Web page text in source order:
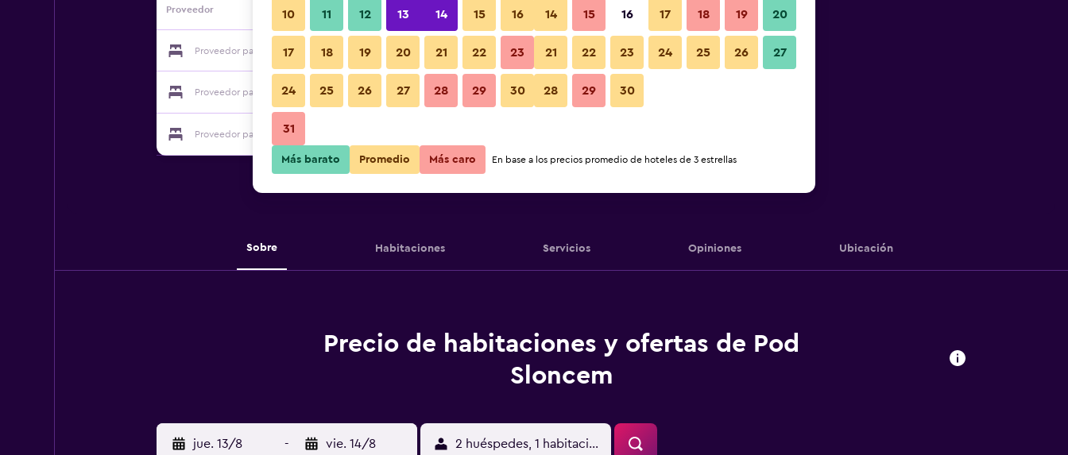
Proveedor
Proveedor para Pod Sloncem Ver precios
Proveedor para Pod Sloncem Ver precios
Proveedor para Pod Sloncem
Sobre Habitaciones Servicios Opiniones Ubicación
Precio de habitaciones y ofertas de Pod
Sloncem
jue. 13/8 - vie. 14/8 2 huéspedes, 1 habitación
10 11 12 13 14 15 16
17 18 19 20 21 22 23
24 25 26 27 28 29 30
31
14 15 16 17 18 19 20
21 22 23 24 25 26 27
28 29 30
Más barato Promedio Más caro En base a los precios promedio de hoteles de 3 estrellas